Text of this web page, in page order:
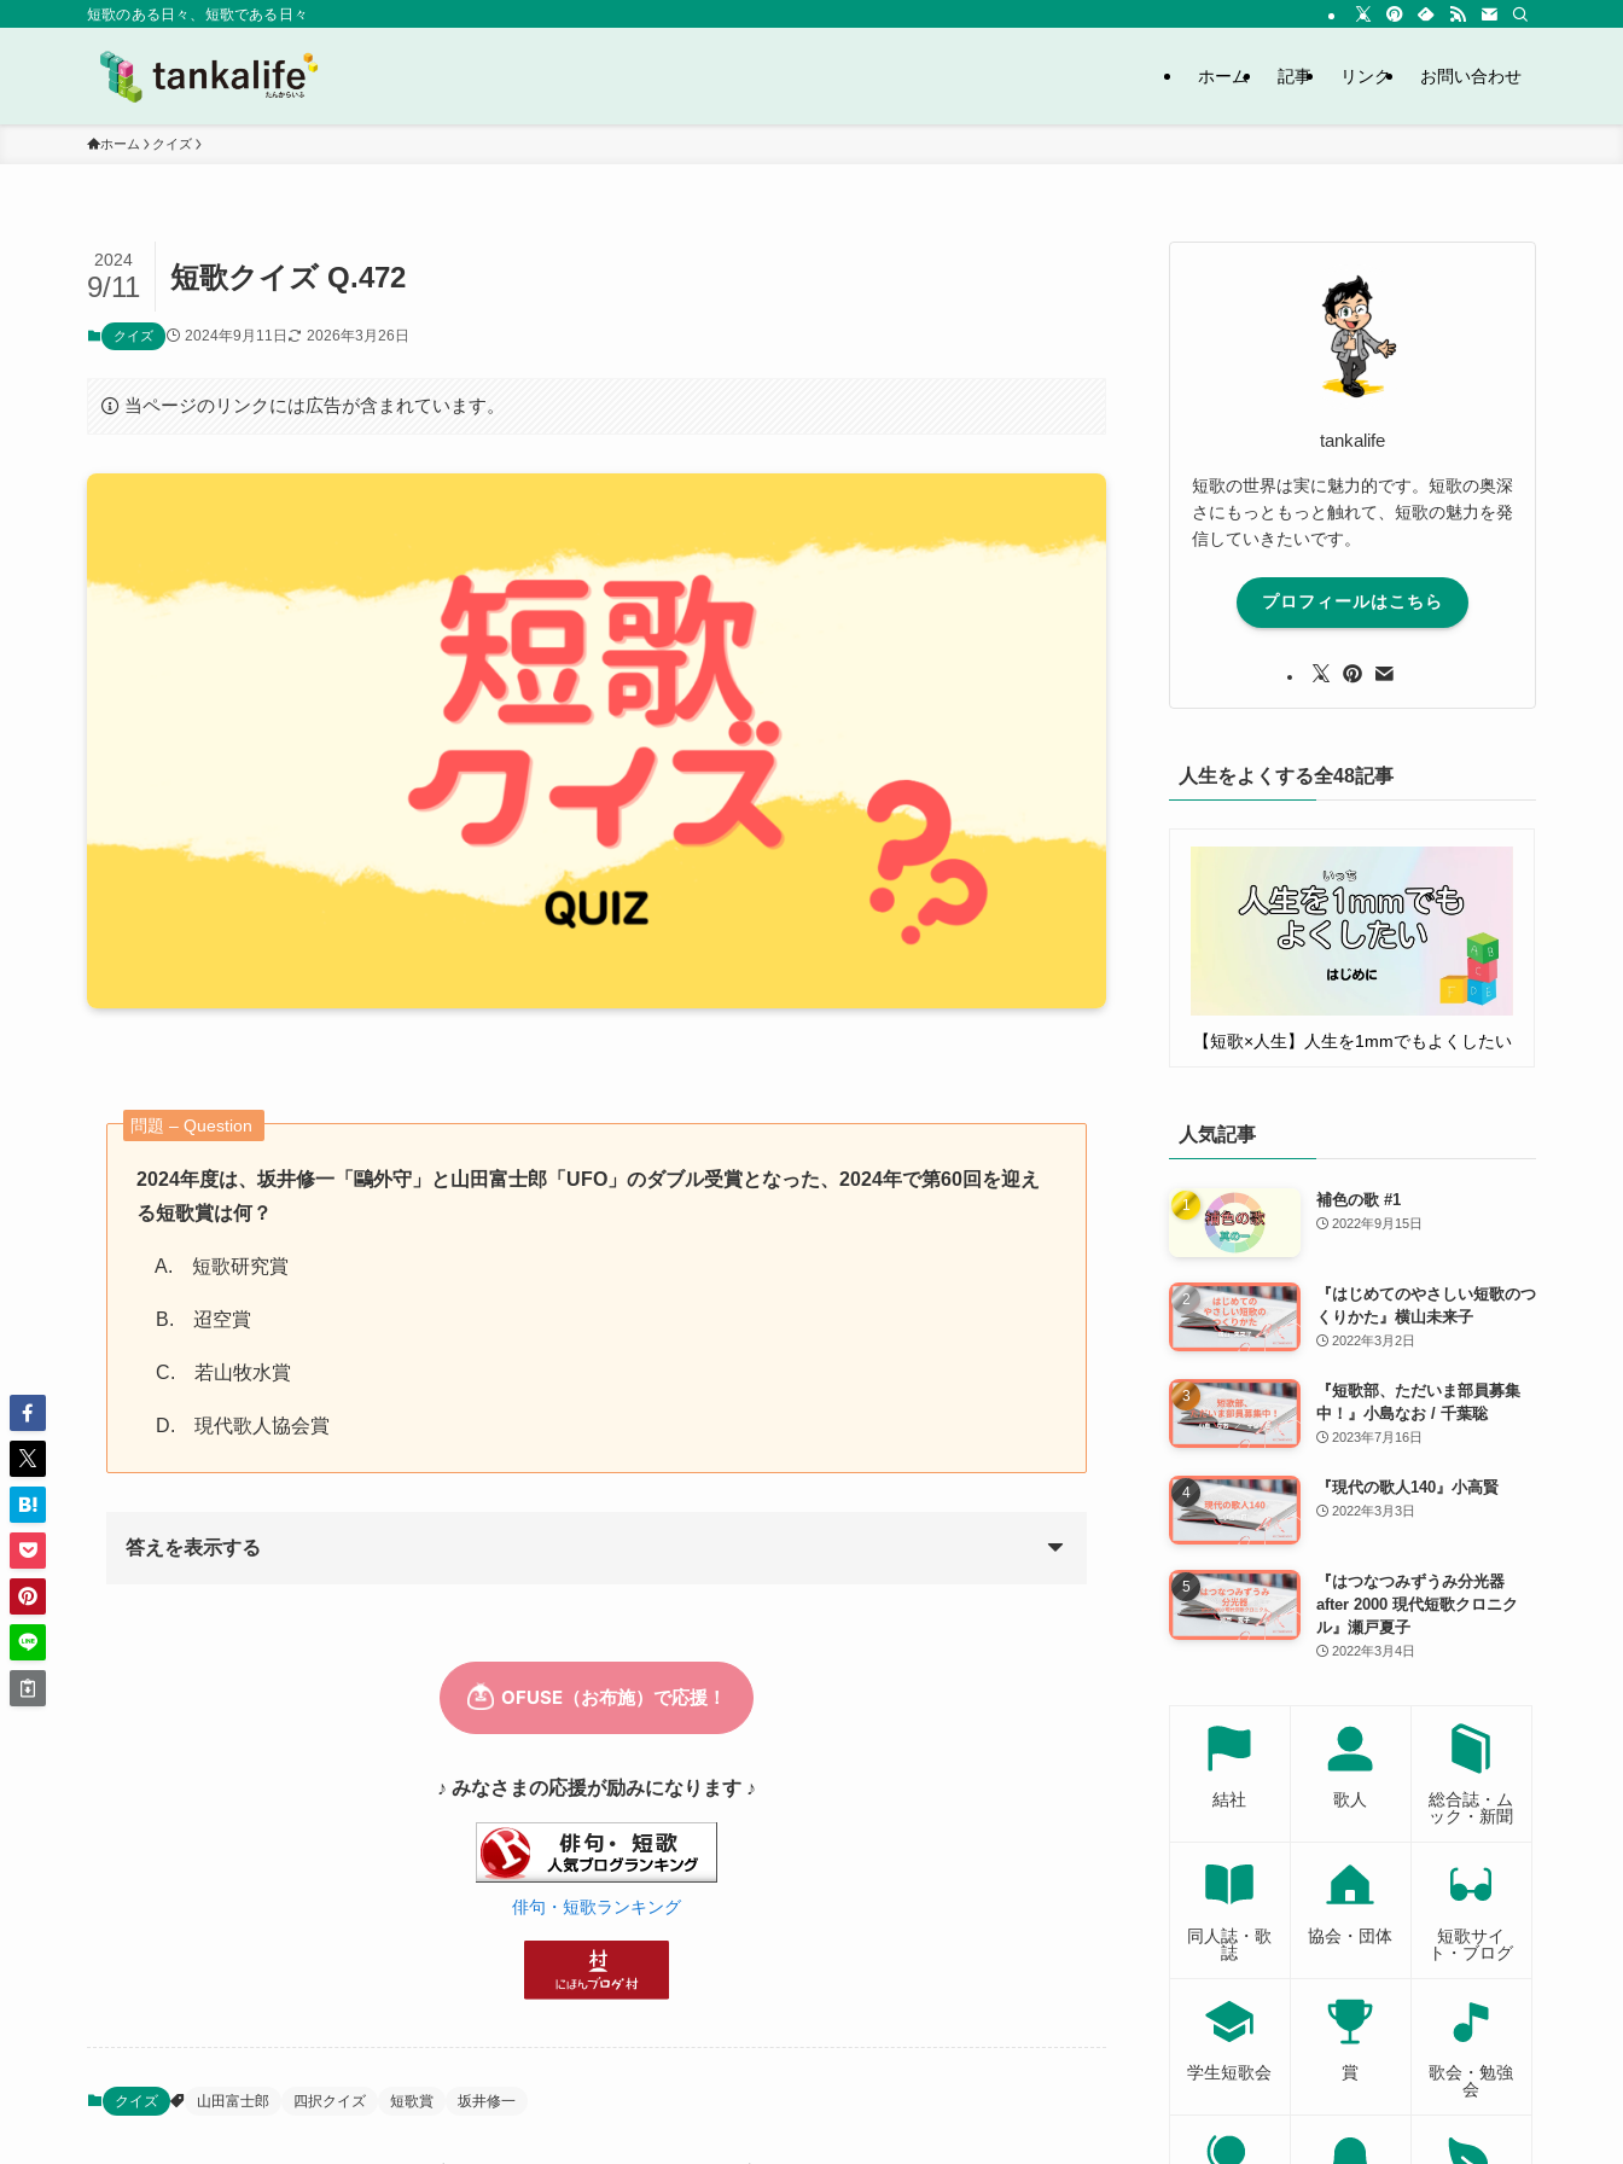
短歌のある日々、短歌である日々
ホーム 記事 リンク お問い合わせ
ホーム クイズ
短歌クイズ Q.472
2024
9/11
クイズ 2024年9月11日 2026年3月26日
当ページのリンクには広告が含まれています。
問題 – Question
2024年度は、坂井修一「鷗外守」と山田富士郎「UFO」のダブル受賞となった、2024年で第60回を迎え
る短歌賞は何？
A. 短歌研究賞
B. 迢空賞
C. 若山牧水賞
D. 現代歌人協会賞
答えを表示する
♪ みなさまの応援が励みになります ♪
俳句・短歌ランキング
クイズ 山田富士郎 四択クイズ 短歌賞 坂井修一
tankalife
短歌の世界は実に魅力的です。短歌の奥深
さにもっともっと触れて、短歌の魅力を発
信していきたいです。
プロフィールはこちら
人生をよくする全48記事
【短歌×人生】人生を1mmでもよくしたい
人気記事
補色の歌 #1
2022年9月15日
『はじめてのやさしい短歌のつ
くりかた』横山未来子
2022年3月2日
『短歌部、ただいま部員募集
中！』小島なお / 千葉聡
2023年7月16日
『現代の歌人140』小高賢
2022年3月3日
『はつなつみずうみ分光器
after 2000 現代短歌クロニク
ル』瀬戸夏子
2022年3月4日
結社 歌人
総合誌・ム
ック・新聞
同人誌・歌
誌
協会・団体
短歌サイ
ト・ブログ
学生短歌会 賞
歌会・勉強
会